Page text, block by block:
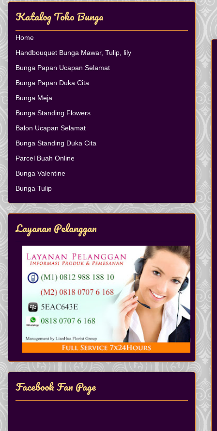
Katalog Toko Bunga
Home
Handbouquet Bunga Mawar, Tulip, lily
Bunga Papan Ucapan Selamat
Bunga Papan Duka Cita
Bunga Meja
Bunga Standing Flowers
Balon Ucapan Selamat
Bunga Standing Duka Cita
Parcel Buah Online
Bunga Valentine
Bunga Tulip
Layanan Pelanggan
Facebook Fan Page